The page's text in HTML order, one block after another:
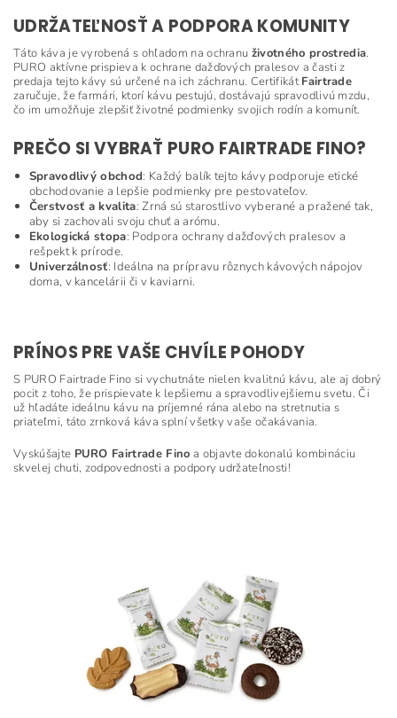
UDRŽATEĽNOSŤ A PODPORA KOMUNITY
Táto káva je vyrobená s ohľadom na ochranu životného prostredia.
PURO aktívne prispieva k ochrane dažďových pralesov a časti z
predaja tejto kávy sú určené na ich záchranu. CertifikátFairtrade
zaručuje, že farmári, ktorí kávu pestujú, dostávajú spravodlivú mzdu,
čo im umožňuje zlepšiť životné podmienky svojich rodín a komunít.
PREČO SI VYBRAŤ PURO FAIRTRADE FINO?
Spravodlivý obchod: Každý balík tejto kávy podporuje etické
obchodovanie a lepšie podmienky pre pestovateľov.
Čerstvosť a kvalita: Zrná sú starostlivo vyberané a pražené tak,
aby si zachovali svoju chuť a arómu.
Ekologická stopa: Podpora ochrany dažďových pralesov a
rešpekt k prírode.
Univerzálnosť: Ideálna na prípravu rôznych kávových nápojov
doma, v kancelárii či v kaviarni.
PRÍNOS PRE VAŠE CHVÍLE POHODY
S PURO Fairtrade Fino si vychutnáte nielen kvalitnú kávu, ale aj dobrý
pocit z toho, že prispievate k lepšiemu a spravodlivejšiemu svetu. Či
už hľadáte ideálnu kávu na príjemné rána alebo na stretnutia s
priateľmi, táto zrnková káva splní všetky vaše očakávania.
Vyskúšajte PURO Fairtrade Fino a objavte dokonalú kombináciu
skvelej chuti, zodpovednosti a podpory udržateľnosti!